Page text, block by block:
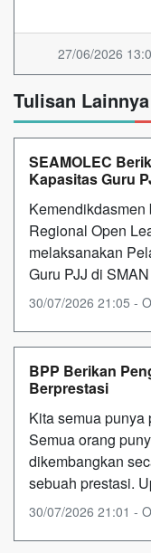
27/06/2026
Tulisan Lainnya
SEAMOLEC
Kapasitas Guru
Regional Open
melaksanakan
Guru PJJ di
30/07/2026 21:05 -
BPP Berikan
Berprestasi
Kita semua punya
Semua orang
dikembangkan
sebuah prestasi.
30/07/2026 21:01 -